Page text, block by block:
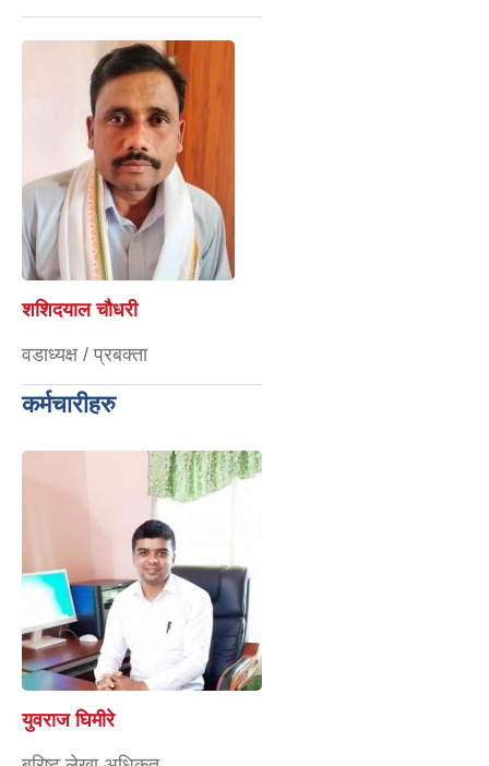
शशिदयाल चौधरी
वडाध्यक्ष / प्रबक्ता
कर्मचारीहरु
युवराज घिमीरे